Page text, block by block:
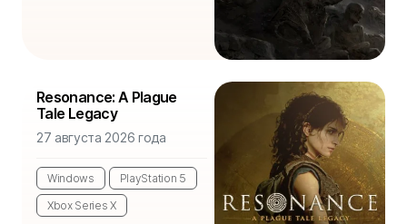
Resonance: A Plague
Tale Legacy
27 августа 2026 года
Windows PlayStation 5
Xbox Series X